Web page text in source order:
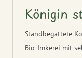
Königin
Standbegattete
Bio-Imkerei mit